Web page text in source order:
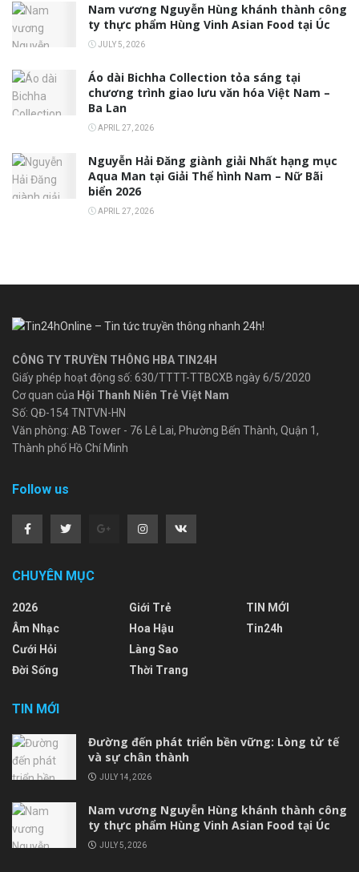
Nam vương Nguyễn Hùng khánh thành công
ty thực phẩm Hùng Vinh Asian Food tại Úc
JULY 5, 2026
Áo dài Bichha Collection tỏa sáng tại
chương trình giao lưu văn hóa Việt Nam –
Ba Lan
APRIL 27, 2026
Nguyễn Hải Đăng giành giải Nhất hạng mục
Aqua Man tại Giải Thể hình Nam – Nữ Bãi
biển 2026
APRIL 27, 2026
CÔNG TY TRUYỀN THÔNG HBA TIN24H
Giấy phép hoạt động số: 630/TTTT-TTBCXB ngày 6/5/2020
Cơ quan của Hội Thanh Niên Trẻ Việt Nam
Số: QĐ-154 TNTVN-HN
Văn phòng: AB Tower - 76 Lê Lai, Phường Bến Thành, Quận 1,
Thành phố Hồ Chí Minh
Follow us
CHUYÊN MỤC
2026
Âm Nhạc
Cưới Hỏi
Đời Sống
Giới Trẻ
Hoa Hậu
Làng Sao
Thời Trang
TIN MỚI
Tin24h
TIN MỚI
Đường đến phát triển bền vững: Lòng tử tế
và sự chân thành
JULY 14, 2026
Nam vương Nguyễn Hùng khánh thành công
ty thực phẩm Hùng Vinh Asian Food tại Úc
JULY 5, 2026